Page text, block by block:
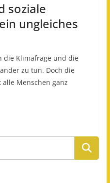
soziale
ungleiches
die Klimafrage und die
zu tun. Doch die
Menschen ganz